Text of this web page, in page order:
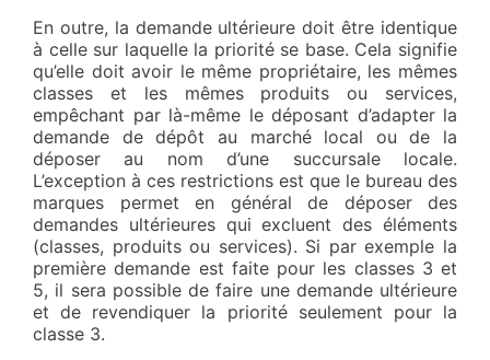
En outre, la demande ultérieure doit être identique
à celle sur laquelle la priorité se base. Cela signifie
qu’elle doit avoir le même propriétaire, les mêmes
classes et les mêmes produits ou services,
empêchant par là-même le déposant d’adapter la
demande de dépôt au marché local ou de la
déposer au nom d’une succursale locale.
L’exception à ces restrictions est que le bureau des
marques permet en général de déposer des
demandes ultérieures qui excluent des éléments
(classes, produits ou services). Si par exemple la
première demande est faite pour les classes 3 et
5, il sera possible de faire une demande ultérieure
et de revendiquer la priorité seulement pour la
classe 3.